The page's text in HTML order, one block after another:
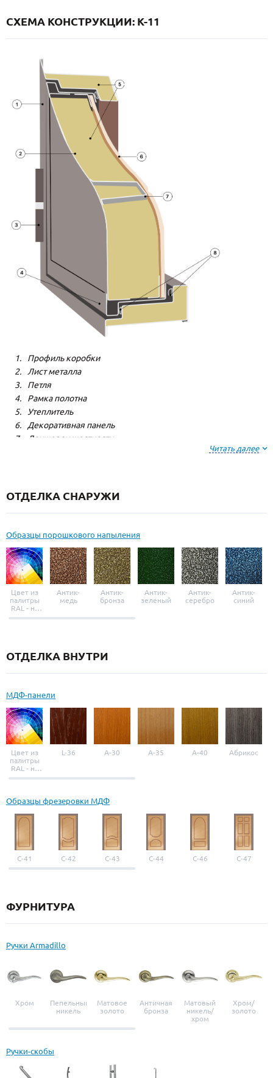
СХЕМА КОНСТРУКЦИИ: K-11
Профиль коробки
Лист металла
Петля
Рамка полотна
Утеплитель
Декоративная панель
Лонжерон жесткости
Читать далее
ОТДЕЛКА СНАРУЖИ
Образцы порошкового напыления
Цвет из
палитры
RAL - на
выбор
Антик-
медь
Антик-
бронза
Антик-
зеленый
Антик-
серебро
Антик-
синий
ОТДЕЛКА ВНУТРИ
МДФ-панели
Цвет из
палитры
RAL - на
выбор
L-36 A-30 A-35 A-40 Абрикос
Образцы фрезеровки МДФ
С-41 С-42 С-43 С-44 С-46 С-47
ФУРНИТУРА
Ручки Armadillo
Хром
Пепельный
никель
Матовое
золото
Античная
бронза
Матовый
никель/
хром
Хром/
золото
Ручки-скобы